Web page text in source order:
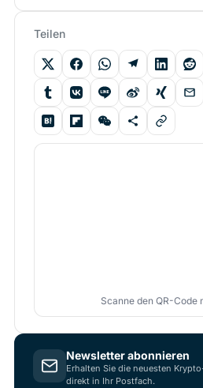
Teilen
Scanne den QR-Code
Newsletter abonnieren
Erhalten Sie die neuesten
direkt in Ihr Postfach.